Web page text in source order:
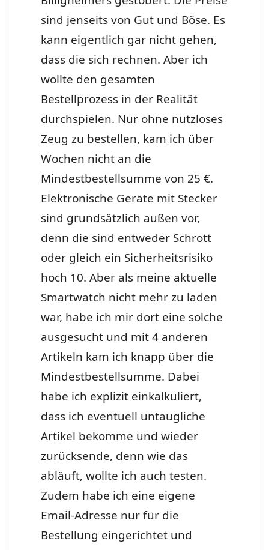
sind jenseits von Gut und Böse. Es
kann eigentlich gar nicht gehen,
dass die sich rechnen. Aber ich
wollte den gesamten
Bestellprozess in der Realität
durchspielen. Nur ohne nutzloses
Zeug zu bestellen, kam ich über
Wochen nicht an die
Mindestbestellsumme von 25 €.
Elektronische Geräte mit Stecker
sind grundsätzlich außen vor,
denn die sind entweder Schrott
oder gleich ein Sicherheitsrisiko
hoch 10. Aber als meine aktuelle
Smartwatch nicht mehr zu laden
war, habe ich mir dort eine solche
ausgesucht und mit 4 anderen
Artikeln kam ich knapp über die
Mindestbestellsumme. Dabei
habe ich explizit einkalkuliert,
dass ich eventuell untaugliche
Artikel bekomme und wieder
zurücksende, denn wie das
abläuft, wollte ich auch testen.
Zudem habe ich eine eigene
Email-Adresse nur für die
Bestellung eingerichtet und